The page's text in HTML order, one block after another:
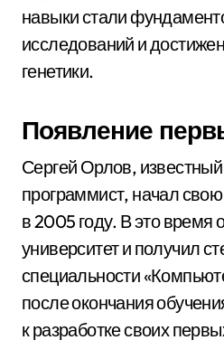
навыки стали
исследований и
генетики.
Появление
Сергей Орлов,
программист, начал
в 2005 году. В это время
университет и получил
специальности
после окончания
к разработке своих